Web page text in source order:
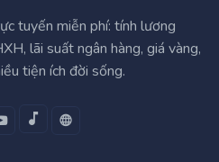
tuyến miễn phí: tính lương
lãi suất ngân hàng, giá vàng,
tiện ích đời sống.